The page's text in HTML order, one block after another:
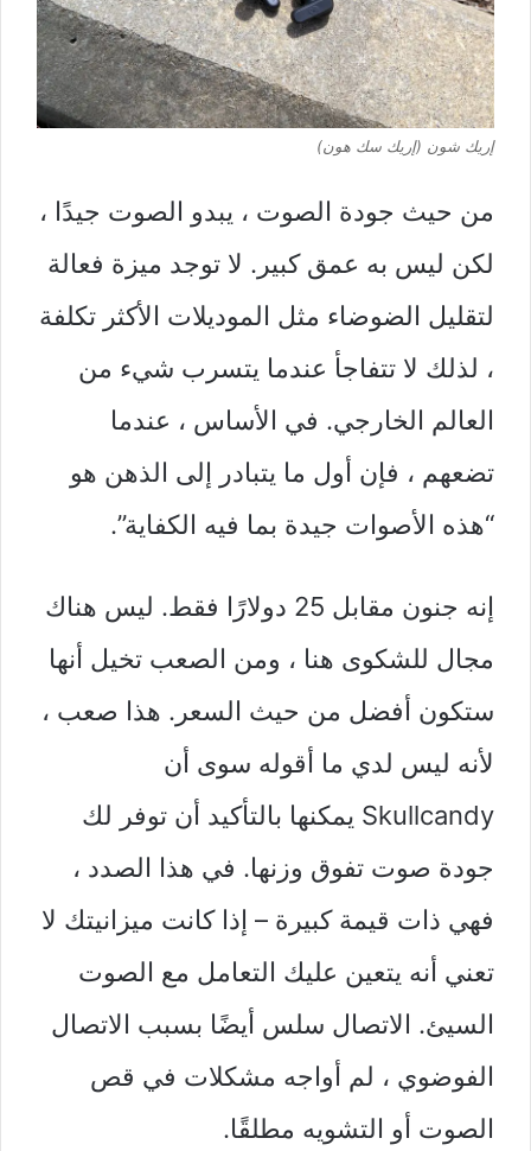
إريك شون (إريك سك هون)
من حيث جودة الصوت ، يبدو الصوت جيدًا ،
لكن ليس به عمق كبير. لا توجد ميزة فعالة
لتقليل الضوضاء مثل الموديلات الأكثر تكلفة
، لذلك لا تتفاجأ عندما يتسرب شيء من
العالم الخارجي. في الأساس ، عندما
تضعهم ، فإن أول ما يتبادر إلى الذهن هو
“هذه الأصوات جيدة بما فيه الكفاية”.
إنه جنون مقابل 25 دولارًا فقط. ليس هناك
مجال للشكوى هنا ، ومن الصعب تخيل أنها
ستكون أفضل من حيث السعر. هذا صعب ،
لأنه ليس لدي ما أقوله سوى أن
Skullcandy يمكنها بالتأكيد أن توفر لك
جودة صوت تفوق وزنها. في هذا الصدد ،
فهي ذات قيمة كبيرة – إذا كانت ميزانيتك لا
تعني أنه يتعين عليك التعامل مع الصوت
السيئ. الاتصال سلس أيضًا بسبب الاتصال
الفوضوي ، لم أواجه مشكلات في قص
الصوت أو التشويه مطلقًا.